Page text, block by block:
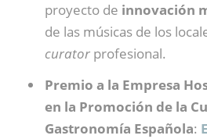
proyecto de innovación
de las músicas de los
curator profesional.
Premio a la Empresa
en la Promoción de la
Gastronomía Española: